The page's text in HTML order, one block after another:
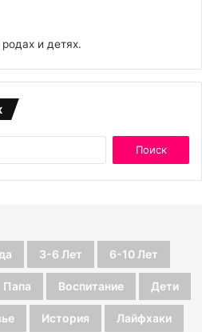
и детях.
3-6 Лет 6-10 Лет
Папа Воспитание Дети
История Лайфхаки